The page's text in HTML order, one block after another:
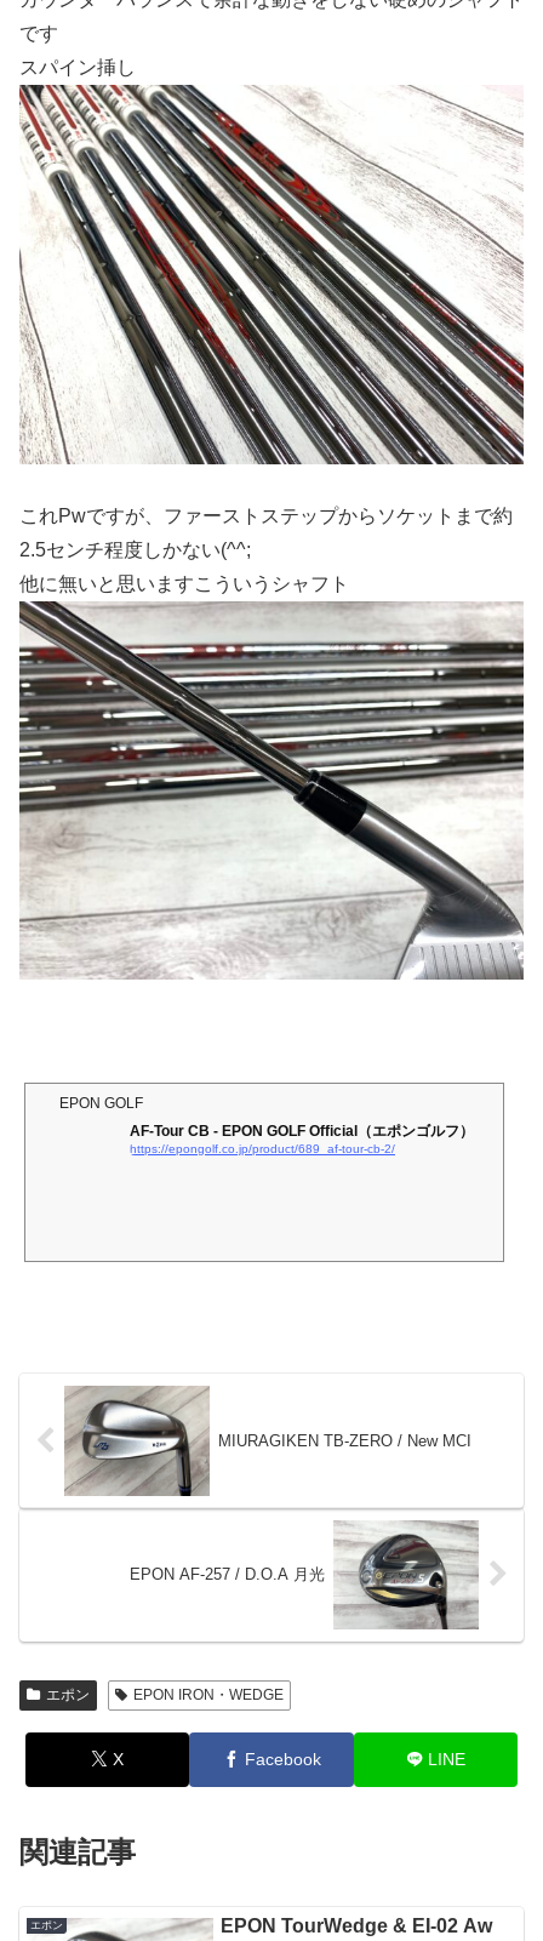
です
スパイン挿し
これPwですが、ファーストステップからソケットまで約
2.5センチ程度しかない(^^;
他に無いと思いますこういうシャフト
EPON GOLF
AF-Tour CB - EPON GOLF Official（エポンゴルフ）
https://epongolf.co.jp/product/689_af-tour-cb-2/
MIURAGIKEN TB-ZERO / New MCI
EPON AF-257 / D.O.A 月光
エポン EPON IRON・WEDGE
X Facebook LINE
関連記事
エポン EPON TourWedge & EI-02 Aw